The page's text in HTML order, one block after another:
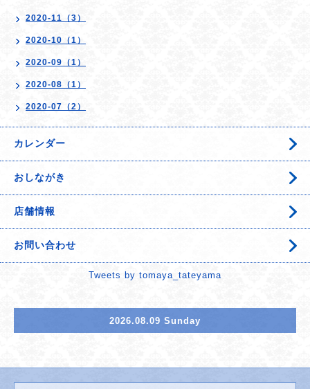
2020-11（3）
2020-10（1）
2020-09（1）
2020-08（1）
2020-07（2）
カレンダー
おしながき
店舗情報
お問い合わせ
Tweets by tomaya_tateyama
2026.08.09 Sunday